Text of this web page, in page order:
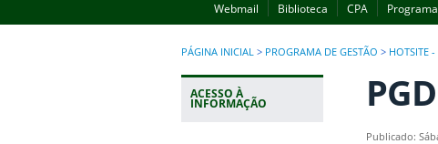
Webmail Biblioteca CPA
PÁGINA INICIAL > PROGRAMA DE GESTÃO > HOTSITE -
ACESSO À
INFORMAÇÃO
Publicado: